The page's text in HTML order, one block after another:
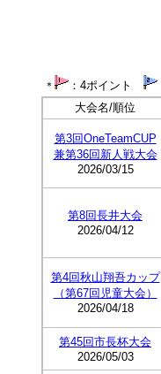
＊ ：4ポイント
大会名/順位
第3回OneTeamCUP
兼第36回新人戦大会
2026/03/15
第8回長井大会
2026/04/12
第4回秋山翔吾カップ
（第67回児童大会）
2026/04/18
第45回市長杯大会
2026/05/03